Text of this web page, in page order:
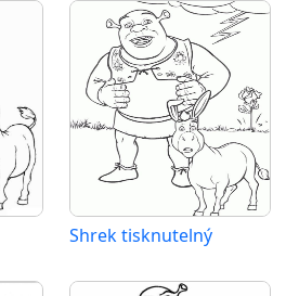
Shrek tisknutelný